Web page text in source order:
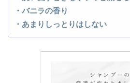
・バニラの香り
・あまりしっとりはしない